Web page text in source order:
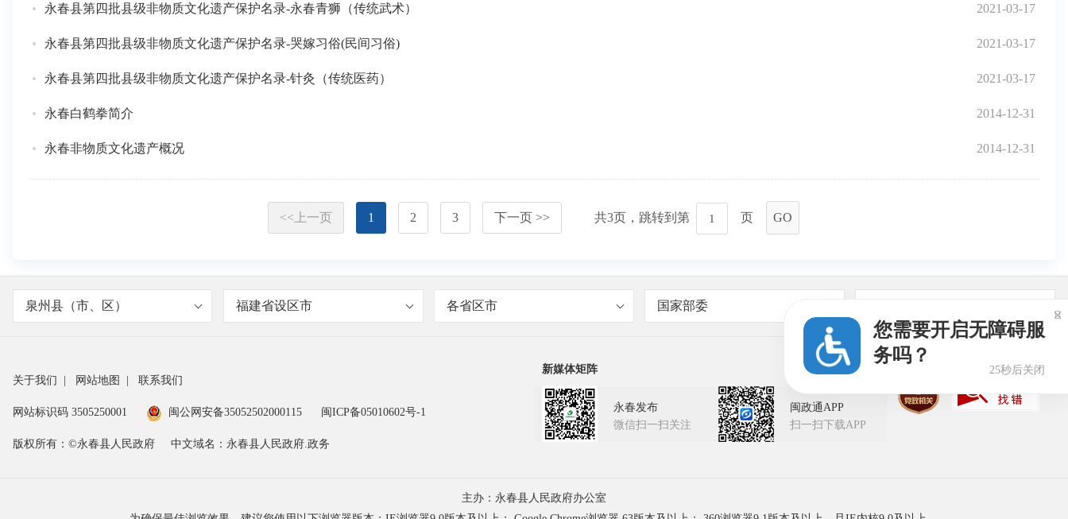
2021-03-17
永春县第四批县级非物质文化遗产保护名录-永春青狮（传统武术）
2021-03-17
永春县第四批县级非物质文化遗产保护名录-哭嫁习俗(民间习俗)
2021-03-17
永春县第四批县级非物质文化遗产保护名录-针灸（传统医药）
2014-12-31
永春白鹤拳简介
2014-12-31
永春非物质文化遗产概况
<<上一页 1 2 3 下一页 >> 共3页，跳转到第 页 GO
泉州县（市、区） 福建省设区市 各省区市 国家部委
关于我们 网站地图 联系我们
网站标识码 3505250001 闽公网安备35052502000115 闽ICP备05010602号-1
版权所有：©永春县人民政府 中文域名：永春县人民政府.政务
新媒体矩阵
永春发布
微信扫一扫关注
闽政通APP
扫一扫下载APP
主办：永春县人民政府办公室
您需要开启无障碍服
务吗？
24秒后关闭
